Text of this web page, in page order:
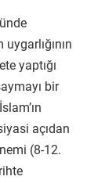
yaptığı
bir
açıdan
(8-12.